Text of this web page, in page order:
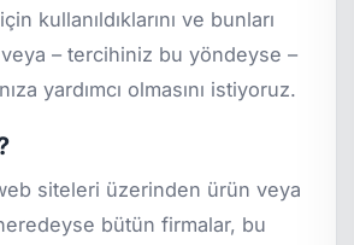
kullanıldıklarını ve bunları
– tercihiniz bu yöndeyse –
yardımcı olmasını istiyoruz.
siteleri üzerinden ürün veya
bütün firmalar, bu